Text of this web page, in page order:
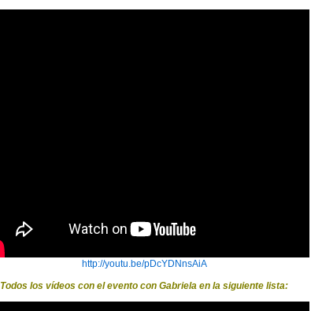
http://youtu.be/pDcYDNnsAiA
Todos los vídeos con el evento con Gabriela en la siguiente lista: